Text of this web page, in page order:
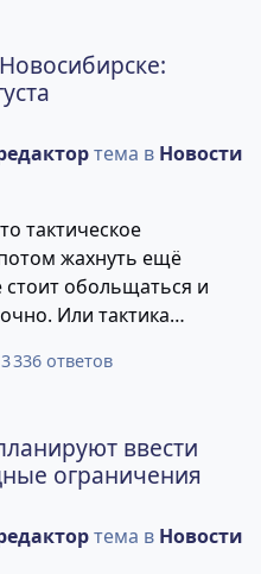
тема в Новости
тактическое
жахнуть ещё
обольщаться и
гнусное.
3 336 ответов
ввести
ограничения
тема в Новости